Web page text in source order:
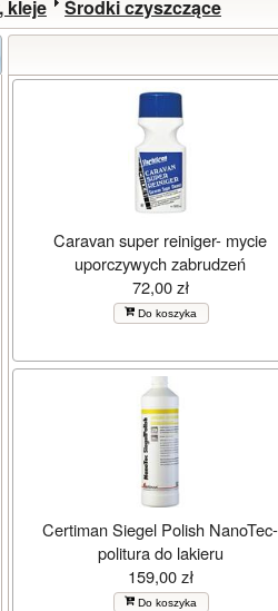
kleje Środki czyszczące
Caravan super reiniger- mycie
uporczywych zabrudzeń
72,00 zł
Do koszyka
Certiman Siegel Polish NanoTec-
politura do lakieru
159,00 zł
Do koszyka